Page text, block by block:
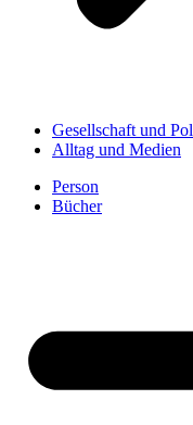
Gesellschaft und
Alltag und Medien
Person
Bücher